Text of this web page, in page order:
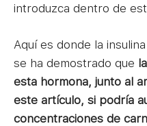
introduzca dentro de
Aquí es donde la
se ha demostrado que
esta hormona, junto al
este artículo, si podría
concentraciones de